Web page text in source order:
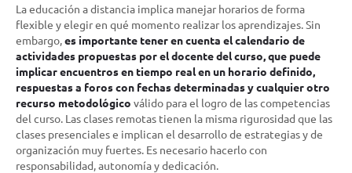
La educación a distancia implica manejar horarios de forma
flexible y elegir en qué momento realizar los aprendizajes. Sin
embargo,es importante tener en cuenta el calendario de
actividades propuestas por el docente del curso, que puede
implicar encuentros en tiempo real en un horario definido,
respuestas a foros con fechas determinadas y cualquier otro
recurso metodológico válido para el logro de las competencias
del curso. Las clases remotas tienen la misma rigurosidad que las
clases presenciales e implican el desarrollo de estrategias y de
organización muy fuertes. Es necesario hacerlo con
responsabilidad, autonomía y dedicación.